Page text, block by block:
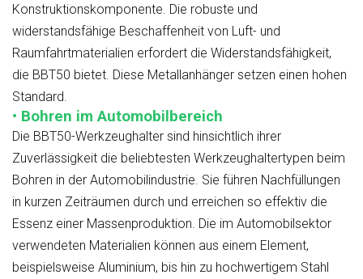
Konstruktionskomponente. Die robuste und
widerstandsfähige Beschaffenheit von Luft- und
Raumfahrtmaterialien erfordert die Widerstandsfähigkeit,
die BBT50 bietet. Diese Metallanhänger setzen einen hohen
Standard.
• Bohren im Automobilbereich
Die BBT50-Werkzeughalter sind hinsichtlich ihrer
Zuverlässigkeit die beliebtesten Werkzeughaltertypen beim
Bohren in der Automobilindustrie. Sie führen Nachfüllungen
in kurzen Zeiträumen durch und erreichen so effektiv die
Essenz einer Massenproduktion. Die im Automobilsektor
verwendeten Materialien können aus einem Element,
beispielsweise Aluminium, bis hin zu hochwertigem Stahl